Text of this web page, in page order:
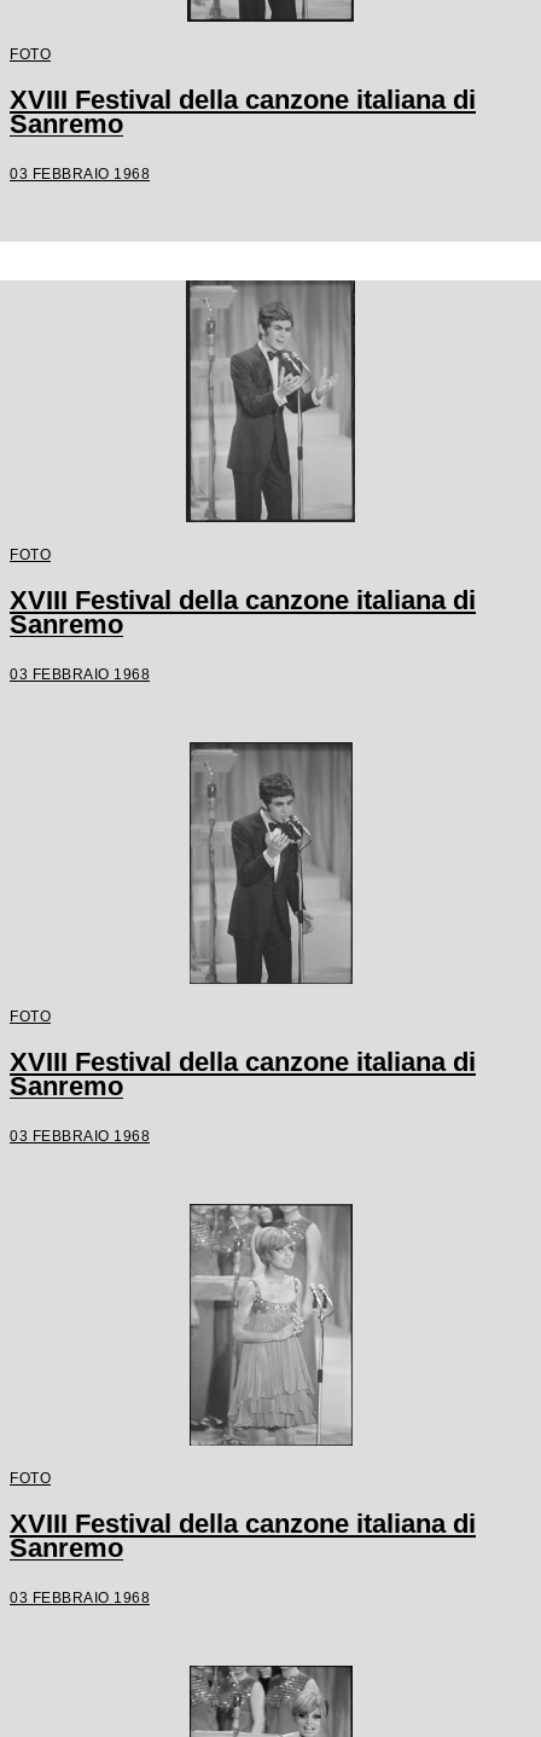
FOTO
XVIII Festival della canzone italiana di
Sanremo
03 FEBBRAIO 1968
FOTO
XVIII Festival della canzone italiana di
Sanremo
03 FEBBRAIO 1968
FOTO
XVIII Festival della canzone italiana di
Sanremo
03 FEBBRAIO 1968
FOTO
XVIII Festival della canzone italiana di
Sanremo
03 FEBBRAIO 1968